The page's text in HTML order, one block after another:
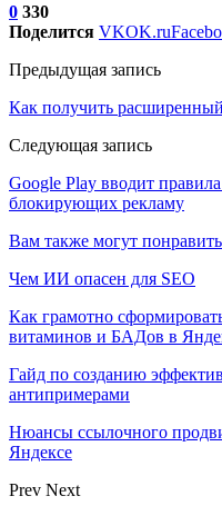
0 330
Поделится VKOK.ru
Предыдущая запись
Как получить
Следующая запись
Google Play вводит
блокирующих рекламу
Вам также могут
Чем ИИ опасен для SEO
Как грамотно
витаминов и БАДов в
Гайд по созданию
антипримерами
Нюансы ссылочного
Яндексе
Prev Next